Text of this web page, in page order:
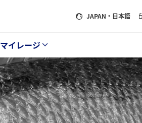
JAPAN ・日本語
マイレージ